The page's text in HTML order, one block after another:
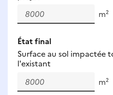
m²
État final
Surface au sol impactée
l'existant
m²